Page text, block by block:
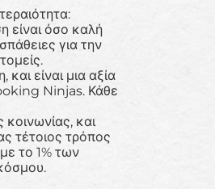
είναι όσο καλή
για την
και είναι μια αξία
Ninjas. Κάθε
κοινωνίας, και
τέτοιος τρόπος
το 1% των